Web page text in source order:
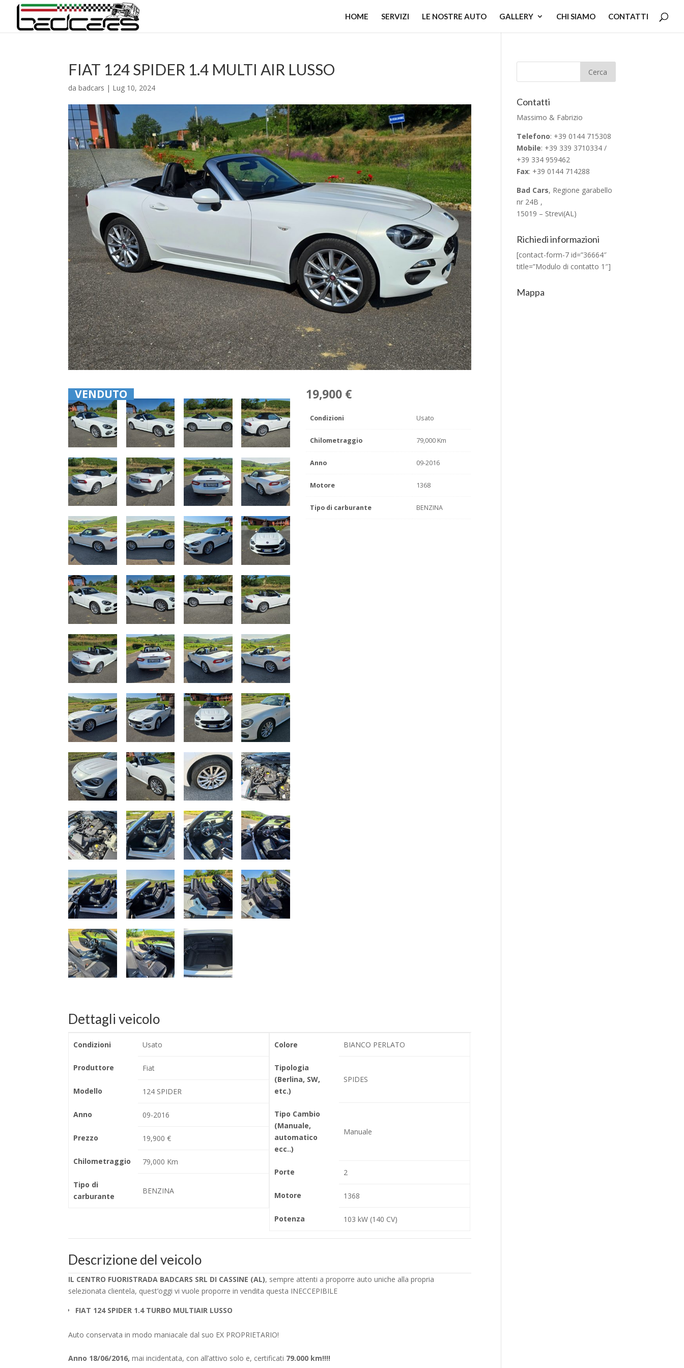
HOME SERVIZI LE NOSTRE AUTO GALLERY CHI SIAMO CONTATTI
FIAT 124 SPIDER 1.4 MULTI AIR LUSSO
dabadcars | Lug 10, 2024
VENDUTO 19,900 €
Condizioni Usato
Chilometraggio 79,000 Km
Anno 09-2016
Motore 1368
Tipo di carburante BENZINA
Dettagli veicolo
Condizioni Usato
Produttore Fiat
Modello 124 SPIDER
Anno 09-2016
Prezzo 19,900 €
Chilometraggio 79,000 Km
Tipo di
carburante
BENZINA
Colore BIANCO PERLATO
Tipologia
(Berlina, SW,
etc.)
SPIDES
Tipo Cambio
(Manuale,
automatico
ecc..)
Manuale
Porte 2
Motore 1368
Potenza 103 kW (140 CV)
Descrizione del veicolo
IL CENTRO FUORISTRADA BADCARS SRL DI CASSINE (AL), sempre attenti a proporre auto uniche alla propria
selezionata clientela, quest’oggi vi vuole proporre in vendita questa INECCEPIBILE
FIAT 124 SPIDER 1.4 TURBO MULTIAIR LUSSO
Auto conservata in modo maniacale dal suo EX PROPRIETARIO!
Anno 18/06/2016,mai incidentata, con all’attivo solo e, certificati 79.000 km!!!!
Contatti
Massimo & Fabrizio
Telefono: +39 0144 715308
Mobile: +39 339 3710334 /
+39 334 959462
Fax: +39 0144 714288
Bad Cars, Regione garabello
nr 24B ,
15019 – Strevi(AL)
Richiedi informazioni
[contact-form-7 id=”36664″
title=”Modulo di contatto 1″]
Mappa